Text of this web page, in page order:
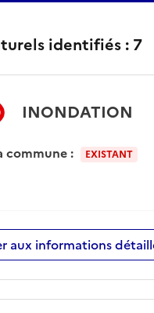
identifiés : 7
INONDATION
commune : EXISTANT
aux informations